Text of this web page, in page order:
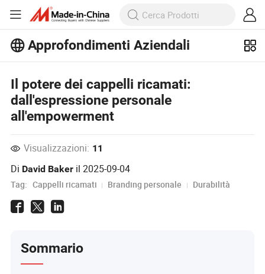
Approfondimenti Aziendali
Il potere dei cappelli ricamati:
dall'espressione personale
all'empowerment
Visualizzazioni: 11
Di David Baker il2025-09-04
Tag: Cappelli ricamati Branding personale Durabilità
Sommario